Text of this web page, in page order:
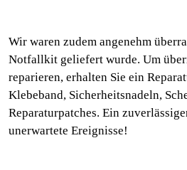
Wir waren zudem angenehm
Notfallkit geliefert wurde. Um
reparieren, erhalten Sie ein
Klebeband, Sicherheitsnadeln,
Reparaturpatches. Ein
unerwartete Ereignisse!